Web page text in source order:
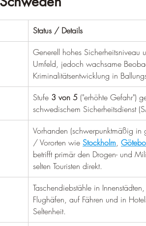
Status / Details
Generell hohes Sicherheitsniveau
Umfeld, jedoch wachsame
Kriminalitätsentwicklung in
Stufe 3 von 5 ("erhöhte Gefahr")
schwedischem Sicherheitsdienst
Vorhanden (schwerpunktmäßig in
/ Vororten wie Stockholm,
betrifft primär den Drogen- und
selten Touristen direkt.
Taschendiebstähle in
Flughäfen, auf Fähren und in
Seltenheit.